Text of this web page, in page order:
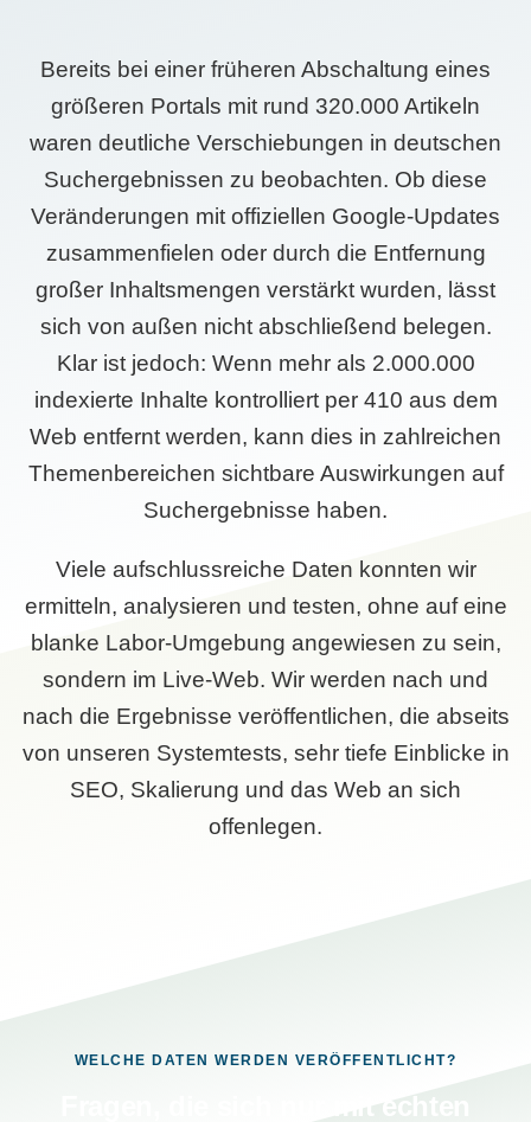
Bereits bei einer früheren Abschaltung eines
größeren Portals mit rund 320.000 Artikeln
waren deutliche Verschiebungen in deutschen
Suchergebnissen zu beobachten. Ob diese
Veränderungen mit offiziellen Google-Updates
zusammenfielen oder durch die Entfernung
großer Inhaltsmengen verstärkt wurden, lässt
sich von außen nicht abschließend belegen.
Klar ist jedoch: Wenn mehr als 2.000.000
indexierte Inhalte kontrolliert per 410 aus dem
Web entfernt werden, kann dies in zahlreichen
Themenbereichen sichtbare Auswirkungen auf
Suchergebnisse haben.
Viele aufschlussreiche Daten konnten wir
ermitteln, analysieren und testen, ohne auf eine
blanke Labor-Umgebung angewiesen zu sein,
sondern im Live-Web. Wir werden nach und
nach die Ergebnisse veröffentlichen, die abseits
von unseren Systemtests, sehr tiefe Einblicke in
SEO, Skalierung und das Web an sich
offenlegen.
WELCHE DATEN WERDEN VERÖFFENTLICHT?